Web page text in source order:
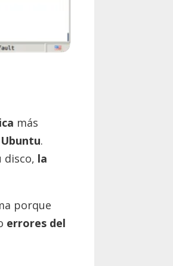
más
Ubuntu.
disco, la
porque
errores del